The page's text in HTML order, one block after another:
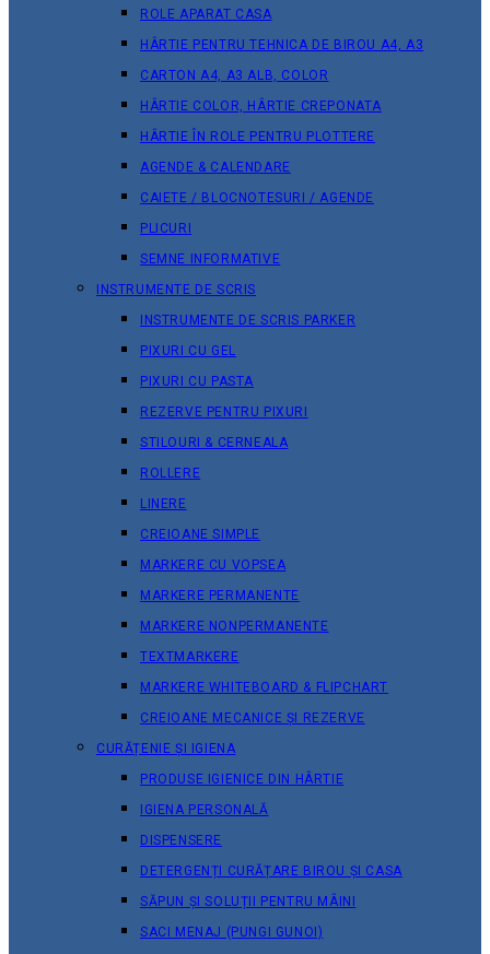
ROLE APARAT CASA
HÂRTIE PENTRU TEHNICA DE BIROU A4, A3
CARTON A4, A3 ALB, COLOR
HÂRTIE COLOR, HÂRTIE CREPONATA
HÂRTIE ÎN ROLE PENTRU PLOTTERE
AGENDE & CALENDARE
CAIETE / BLOCNOTESURI / AGENDE
PLICURI
SEMNE INFORMATIVE
INSTRUMENTE DE SCRIS
INSTRUMENTE DE SCRIS PARKER
PIXURI CU GEL
PIXURI CU PASTA
REZERVE PENTRU PIXURI
STILOURI & СERNEALA
ROLLERE
LINERE
CREIOANE SIMPLE
MARKERE CU VOPSEA
MARKERE PERMANENTE
MARKERE NONPERMANENTE
TEXTMARKERE
MARKERE WHITEBOARD & FLIPCHART
CREIOANE MECANICE ȘI REZERVE
CURĂȚENIE ȘI IGIENA
PRODUSE IGIENICE DIN HÂRTIE
IGIENA PERSONALĂ
DISPENSERE
DETERGENȚI CURĂȚARE BIROU ȘI CASA
SĂPUN ȘI SOLUȚII PENTRU MÂINI
SACI MENAJ (PUNGI GUNOI)